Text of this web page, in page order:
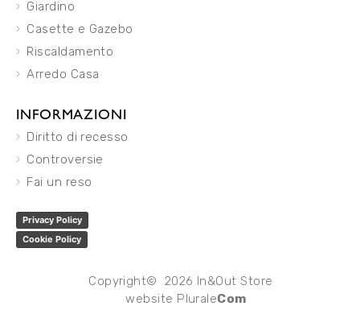
Giardino
Casette e Gazebo
Riscaldamento
Arredo Casa
INFORMAZIONI
Diritto di recesso
Controversie
Fai un reso
Privacy Policy
Cookie Policy
Copyright© 2026 In&Out Store
website PluraleCom